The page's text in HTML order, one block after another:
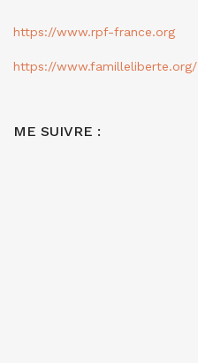
https://www.rpf-france.org
https://www.familleliberte.org/
ME SUIVRE :